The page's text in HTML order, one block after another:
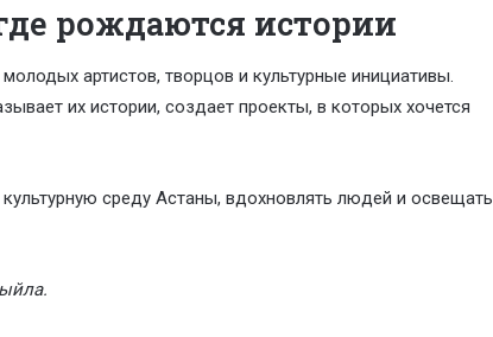
рождаются истории
артистов, творцов и культурные инициативы.
их истории, создает проекты, в которых хочется
среду Астаны, вдохновлять людей и освещать